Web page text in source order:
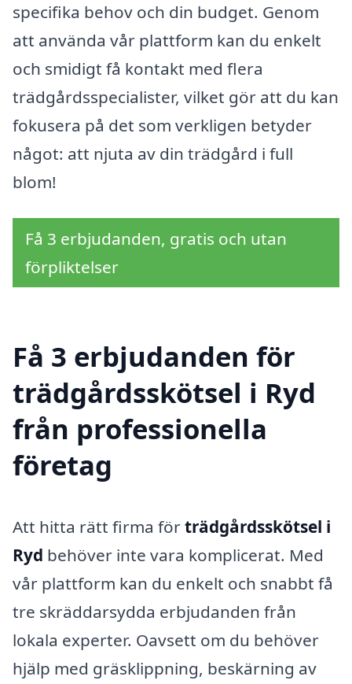
specifika behov och din budget. Genom
att använda vår plattform kan du enkelt
och smidigt få kontakt med flera
trädgårdsspecialister, vilket gör att du kan
fokusera på det som verkligen betyder
något: att njuta av din trädgård i full
blom!
Få 3 erbjudanden, gratis och utan
förpliktelser
Få 3 erbjudanden för
trädgårdsskötsel i Ryd
från professionella
företag
Att hitta rätt firma förträdgårdsskötsel i
Ryd behöver inte vara komplicerat. Med
vår plattform kan du enkelt och snabbt få
tre skräddarsydda erbjudanden från
lokala experter. Oavsett om du behöver
hjälp med gräsklippning, beskärning av